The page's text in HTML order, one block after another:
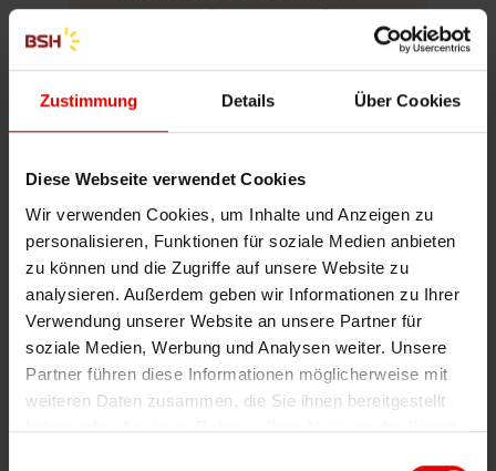
Zustimmung Details Über Cookies
Diese Webseite verwendet Cookies
Wir verwenden Cookies, um Inhalte und Anzeigen zu
personalisieren, Funktionen für soziale Medien anbieten
zu können und die Zugriffe auf unsere Website zu
analysieren. Außerdem geben wir Informationen zu Ihrer
Verwendung unserer Website an unsere Partner für
soziale Medien, Werbung und Analysen weiter. Unsere
Partner führen diese Informationen möglicherweise mit
weiteren Daten zusammen, die Sie ihnen bereitgestellt
haben oder die sie im Rahmen Ihrer Nutzung der Dienste
nächsten Schritt abgefragt.
Vorname
des Empfohlenen
Nachname
des Empfohlenen